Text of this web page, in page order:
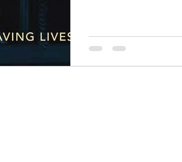
Agosto 2025
Novembro 2024 Outubro 2024